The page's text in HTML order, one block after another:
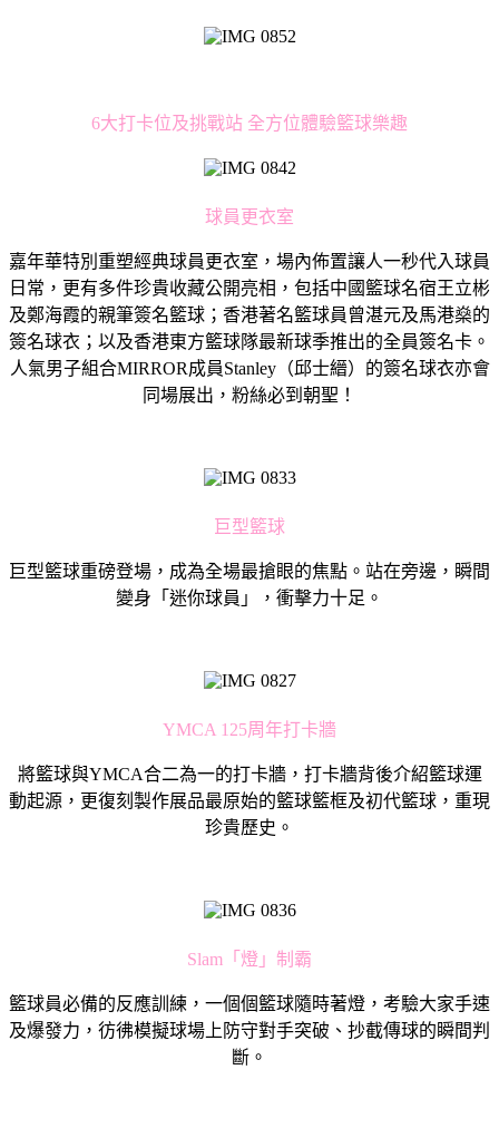
6大打卡位及挑戰站 全方位體驗籃球樂趣
球員更衣室
嘉年華特別重塑經典球員更衣室，場內佈置讓人一秒代入球員
日常，更有多件珍貴收藏公開亮相，包括中國籃球名宿王立彬
及鄭海霞的親筆簽名籃球；香港著名籃球員曾湛元及馬港燊的
簽名球衣；以及香港東方籃球隊最新球季推出的全員簽名卡。
人氣男子組合MIRROR成員Stanley（邱士縉）的簽名球衣亦會
同場展出，粉絲必到朝聖！
巨型籃球
巨型籃球重磅登場，成為全場最搶眼的焦點。站在旁邊，瞬間
變身「迷你球員」，衝擊力十足。
YMCA 125周年打卡牆
將籃球與YMCA合二為一的打卡牆，打卡牆背後介紹籃球運
動起源，更復刻製作展品最原始的籃球籃框及初代籃球，重現
珍貴歷史。
Slam「燈」制霸
籃球員必備的反應訓練，一個個籃球隨時著燈，考驗大家手速
及爆發力，彷彿模擬球場上防守對手突破、抄截傳球的瞬間判
斷。